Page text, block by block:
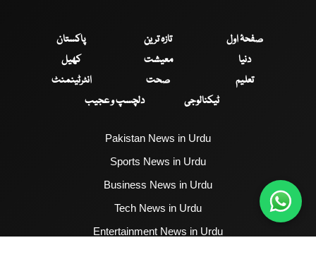
صفحۂ اول تازہ ترین
پاکستان
دنیا
معیشت
کھیل
تعلیم
صحت
انٹرٹینمنٹ
ٹیکنالوجی
دلچسپ و عجیب
Pakistan News in Urdu
Sports News in Urdu
Business News in Urdu
Tech News in Urdu
Entertainment News in Urdu